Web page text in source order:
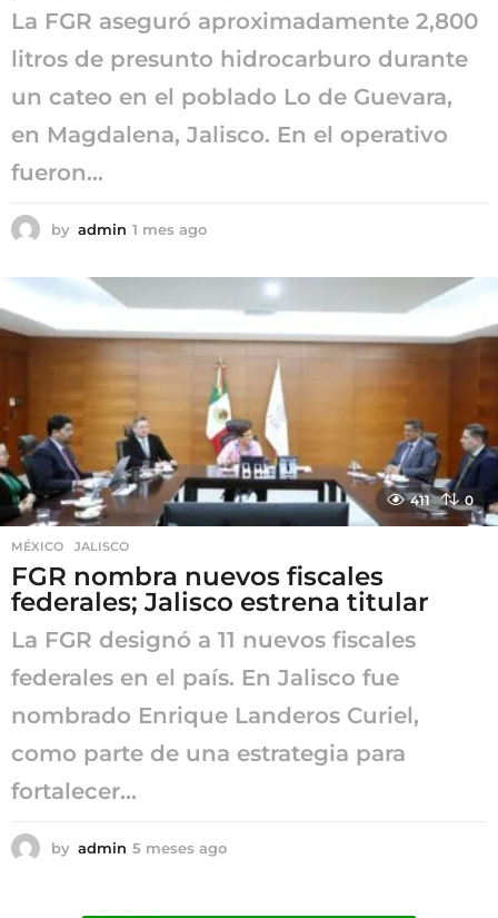
La FGR aseguró aproximadamente 2,800
litros de presunto hidrocarburo durante
un cateo en el poblado Lo de Guevara,
en Magdalena, Jalisco. En el operativo
fueron...
by admin 1 mes ago
a
g
411 0
MÉXICO ,JALISCO
FGR nombra nuevos fiscales
federales; Jalisco estrena titular
La FGR designó a 11 nuevos fiscales
federales en el país. En Jalisco fue
nombrado Enrique Landeros Curiel,
como parte de una estrategia para
fortalecer...
by admin 5 meses ago